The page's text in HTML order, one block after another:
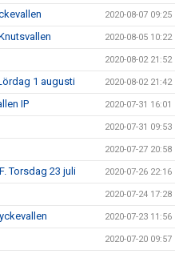
2020-08-07 09:25
2020-08-05 10:22
2020-08-02 21:52
1 augusti 2020-08-02 21:42
IP 2020-07-31 16:01
2020-07-31 09:53
2020-07-27 20:58
Torsdag 23 juli 2020-07-26 22:16
2020-07-24 17:28
2020-07-23 11:56
2020-07-20 09:57